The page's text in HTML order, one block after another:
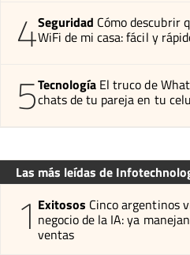
4Seguridad Cómo descubrir
WiFi de mi casa: fácil y
5Tecnología El truco de
chats de tu pareja en tu
Las más leídas de
1 Exitosos Cinco argentinos
negocio de la IA: ya
ventas